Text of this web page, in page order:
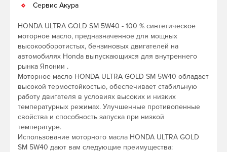
Сервис Акура
HONDA ULTRA GOLD SM 5W40 - 100 % синтетическое
моторное масло, предназначенное для мощных
высокооборотистых, бензиновых двигателей на
автомобилях Honda выпускающихся для внутреннего
рынка Японии .
Моторное масло HONDA ULTRA GOLD SM 5W40 обладает
высокой термостойкостью, обеспечивает стабильную
работу двигателя в условиях высоких и низких
температурных режимах. Улучшенные противопенные
свойства и способность запуска при низкой
температуре.
Использование моторного масла HONDA ULTRA GOLD
SM 5W40 дают вам следующие преимущества: